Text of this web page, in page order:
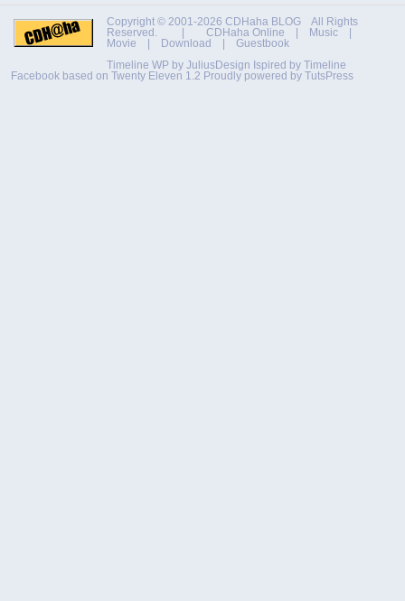
Copyright © 2001-2026 CDHaha BLOG All Rights
Reserved. | CDHaha Online | Music |
Movie | Download | Guestbook
Timeline WP by JuliusDesign Ispired by Timeline
Facebook based on Twenty Eleven 1.2 Proudly powered by TutsPress